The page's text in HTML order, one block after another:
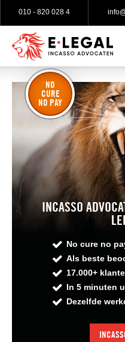
010 - 820 028 4
HOME
INCASSO
Incasso indienen
No cure no pay incasso
Gratis incasso advies
Gerechtelijke incasso
SPECIALISATIES
WAT KLANTEN ZEGGEN
TARIEVEN
OVER E-LEGAL
Over e-Legal
Onze vacatures
NO
CURE
NO PAY
INCASSO
No cure no
Als beste
17.000+
In 5 minuten
Dezelfde